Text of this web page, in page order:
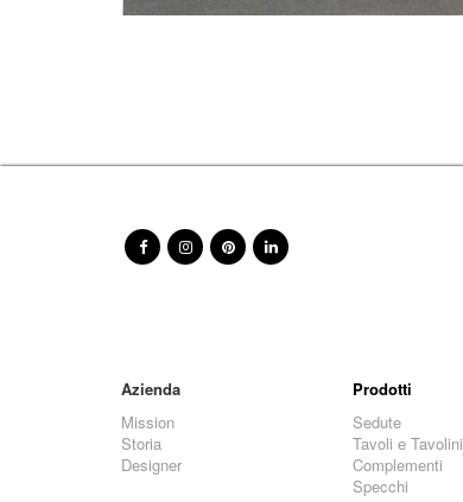
Azienda
Mission
Storia
Designer
Prodotti
Sedute
Tavoli e Tavolini
Complementi
Specchi